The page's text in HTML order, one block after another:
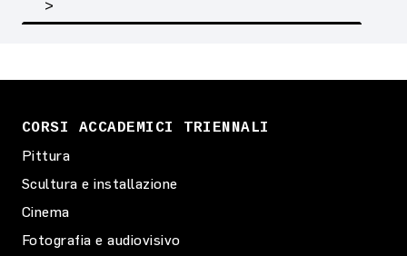
CORSI ACCADEMICI TRIENNALI
Pittura
Scultura e installazione
Cinema
Fotografia e audiovisivo